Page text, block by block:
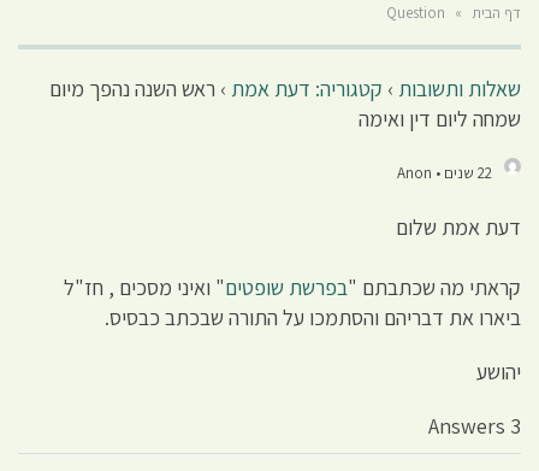
דף הבית »
Question
שאלות ותשובות › קטגוריה: דעת אמת › ראש השנה נהפך מיום
שמחה ליום דין ואימה
22 שנים • Anon
דעת אמת שלום
קראתי מה שכתבתם "בפרשת שופטים" ואיני מסכים , חז"ל
ביארו את דבריהם והסתמכו על התורה שבכתב כבסיס.
יהושע
3 Answers